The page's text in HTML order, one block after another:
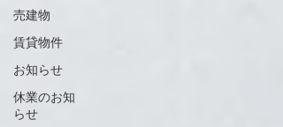
売建物
賃貸物件
お知らせ
休業のお知
らせ